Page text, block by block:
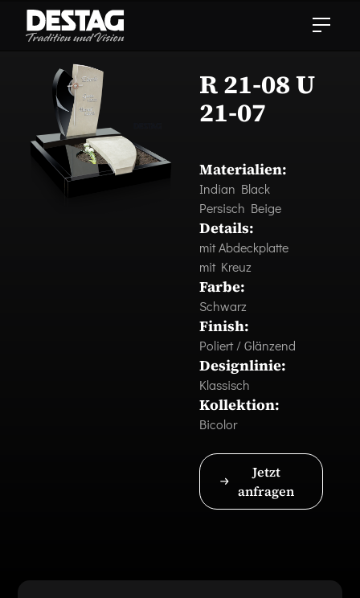
R 21-08 U
21-07
Materialien:
Indian Black
Persisch Beige
Details:
mit Abdeckplatte
mit Kreuz
Farbe:
Schwarz
Finish:
Poliert / Glänzend
Designlinie:
Klassisch
Kollektion:
Bicolor
Jetzt
anfragen